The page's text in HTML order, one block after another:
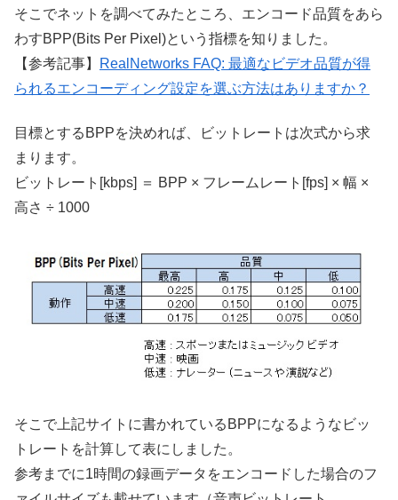
そこでネットを調べてみたところ、エンコード品質をあら
わすBPP(Bits Per Pixel)という指標を知りました。
【参考記事】
RealNetworks FAQ: 最適なビデオ品質が得
られるエンコーディング設定を選ぶ方法はありますか？
目標とするBPPを決めれば、ビットレートは次式から求
まります。
ビットレート[kbps] ＝ BPP × フレームレート[fps] × 幅 ×
高さ ÷ 1000
そこで上記サイトに書かれているBPPになるようなビッ
トレートを計算して表にしました。
参考までに1時間の録画データをエンコードした場合のフ